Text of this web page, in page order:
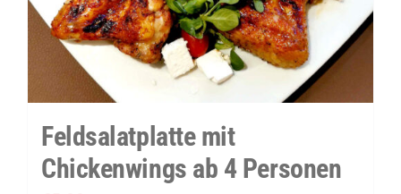
Feldsalatplatte mit
Chickenwings ab 4 Personen